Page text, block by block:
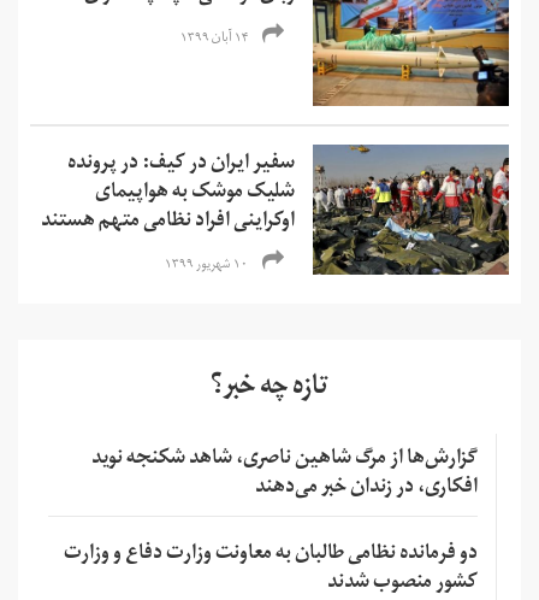
۱۴ آبان ۱۳۹۹
سفیر ایران در کیف: در پرونده
شلیک موشک به هواپیمای
اوکراینی افراد نظامی متهم هستند
۱۰ شهریور ۱۳۹۹
تازه چه خبر؟
گزارش‌ها از مرگ شاهین ناصری، شاهد شکنجه نوید
افکاری، در زندان خبر می‌دهند
دو فرمانده نظامی طالبان به معاونت وزارت دفاع و وزارت
کشور منصوب شدند